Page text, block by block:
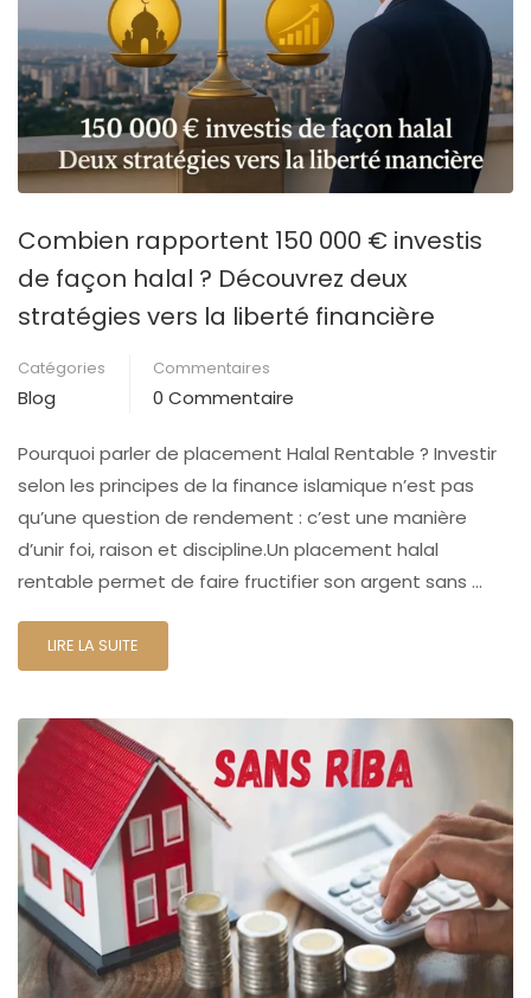
Combien rapportent 150 000 € investis
de façon halal ? Découvrez deux
stratégies vers la liberté financière
Catégories
Blog
Commentaires
0 Commentaire
Pourquoi parler de placement Halal Rentable ? Investir
selon les principes de la finance islamique n’est pas
qu’une question de rendement : c’est une manière
d’unir foi, raison et discipline.Un placement halal
rentable permet de faire fructifier son argent sans …
LIRE LA SUITE